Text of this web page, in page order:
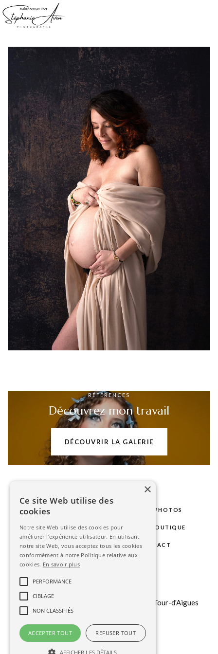
RÉFÉRENCES
Découvrez mon travail
DÉCOUVRIR LA GALERIE
LE STUDIO SÉANCES PHOTOS
PHOTOS D'IDENTITÉ GALERIE BOUTIQUE
BLOG ESPACE CLIENT CONTACT
151 b chemin du Tour du Revol, 84240 La Tour-d'Aigues
×
Ce site Web utilise des
cookies
Notre site Web utilise des cookies pour
améliorer l'expérience utilisateur. En utilisant
notre site Web, vous acceptez tous les cookies
conformément à notre Politique relative aux
cookies. En savoir plus
PERFORMANCE
CIBLAGE
NON CLASSIFIÉS
ACCEPTER TOUT REFUSER TOUT
AFFICHER LES DÉTAILS